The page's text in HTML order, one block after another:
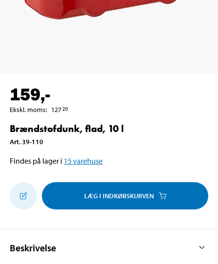
159,-
Ekskl. moms: 12720
Brændstofdunk, flad, 10 l
Art. 39-110
Findes på lager i 15varehuse
LÆG I INDKØBSKURVEN
Beskrivelse